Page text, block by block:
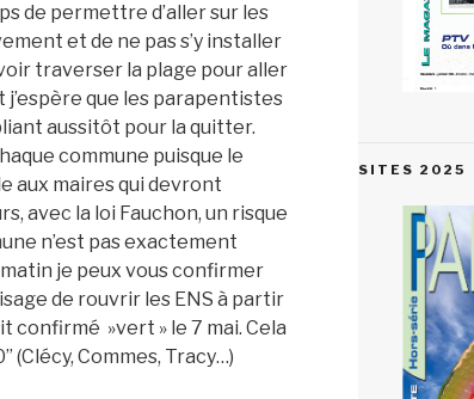
de permettre d’aller sur les
et de ne pas s’y installer
traverser la plage pour aller
que les parapentistes
aussitôt pour la quitter.
commune puisque le
aux maires qui devront
avec la loi Fauchon, un risque
n’est pas exactement
je peux vous confirmer
de rouvrir les ENS à partir
confirmé »vert » le 7 mai. Cela
(Clécy, Commes, Tracy…)
SITES 2025